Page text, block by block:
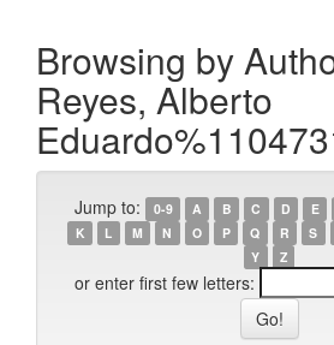
Browsing by
Reyes, Alberto
Jump to: 0-9 A B C D E
K
L M N O P Q R S
Y
Z
or enter first few letters: